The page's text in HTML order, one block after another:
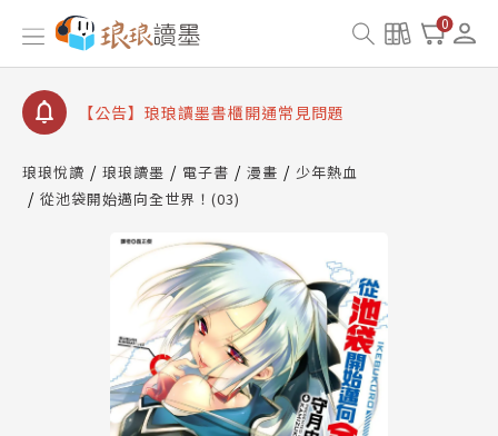
0
【公告】琅琅讀墨數位閱讀資產合併與書櫃開通申請
【公告】琅琅讀墨書櫃開通常見問題
【公告】琅琅讀墨 3 分鐘完成書櫃開通與資產合併申
請圖文教學
查詢
【公告】琅琅讀墨數位閱讀資產合併與書櫃開通申請
琅琅悅讀 琅琅讀墨 電子書 漫畫
少年熱血
從池袋開始邁向全世界！(03)